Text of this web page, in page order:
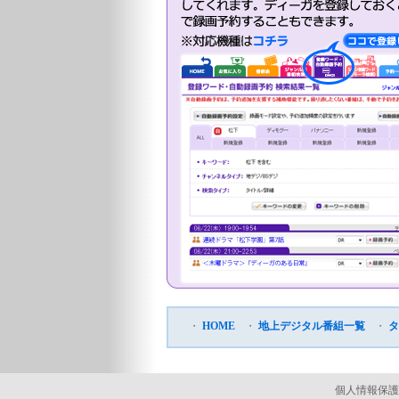
・ HOME ・ 地上デジタル番組一覧 ・
個人情報保